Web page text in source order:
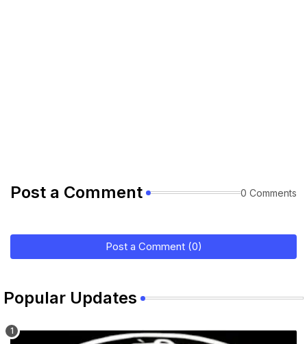
Post a Comment 0 Comments
Post a Comment (0)
Popular Updates